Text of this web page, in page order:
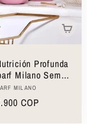
Profunda
Milano Semi
Moisture Dry
MILANO
COP